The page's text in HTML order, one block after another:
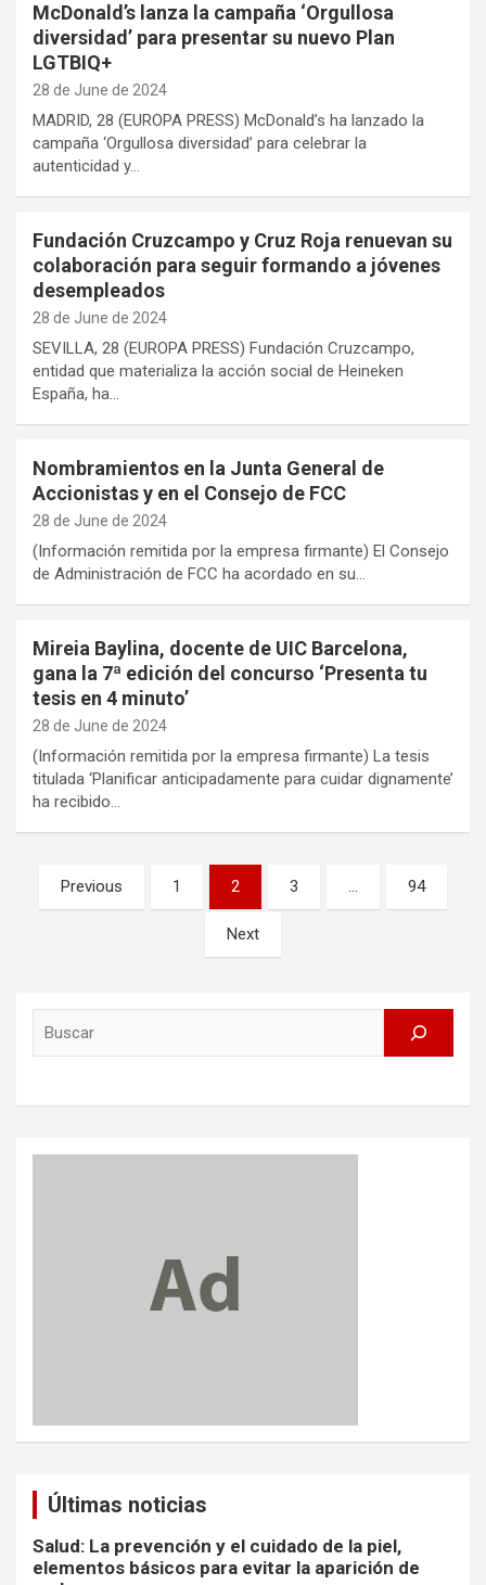
McDonald’s lanza la campaña ‘Orgullosa
diversidad’ para presentar su nuevo Plan
LGTBIQ+
28 de June de 2024
MADRID, 28 (EUROPA PRESS) McDonald’s ha lanzado la
campaña ‘Orgullosa diversidad’ para celebrar la
autenticidad y…
Fundación Cruzcampo y Cruz Roja renuevan su
colaboración para seguir formando a jóvenes
desempleados
28 de June de 2024
SEVILLA, 28 (EUROPA PRESS) Fundación Cruzcampo,
entidad que materializa la acción social de Heineken
España, ha…
Nombramientos en la Junta General de
Accionistas y en el Consejo de FCC
28 de June de 2024
(Información remitida por la empresa firmante) El Consejo
de Administración de FCC ha acordado en su…
Mireia Baylina, docente de UIC Barcelona,
gana la 7ª edición del concurso ‘Presenta tu
tesis en 4 minuto’
28 de June de 2024
(Información remitida por la empresa firmante) La tesis
titulada ‘Planificar anticipadamente para cuidar dignamente’
ha recibido…
Posts
pagination
Previous 1 2 3 … 94
Next
Últimas noticias
Salud: La prevención y el cuidado de la piel,
elementos básicos para evitar la aparición de